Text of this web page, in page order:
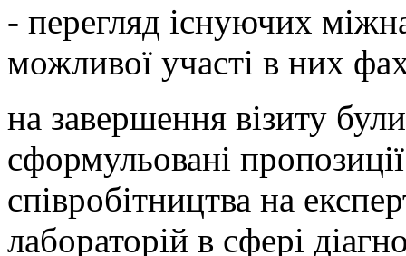
- перегляд існуючих
можливої участі в них
на завершення візиту
сформульовані
співробітництва на
лабораторій в сфері